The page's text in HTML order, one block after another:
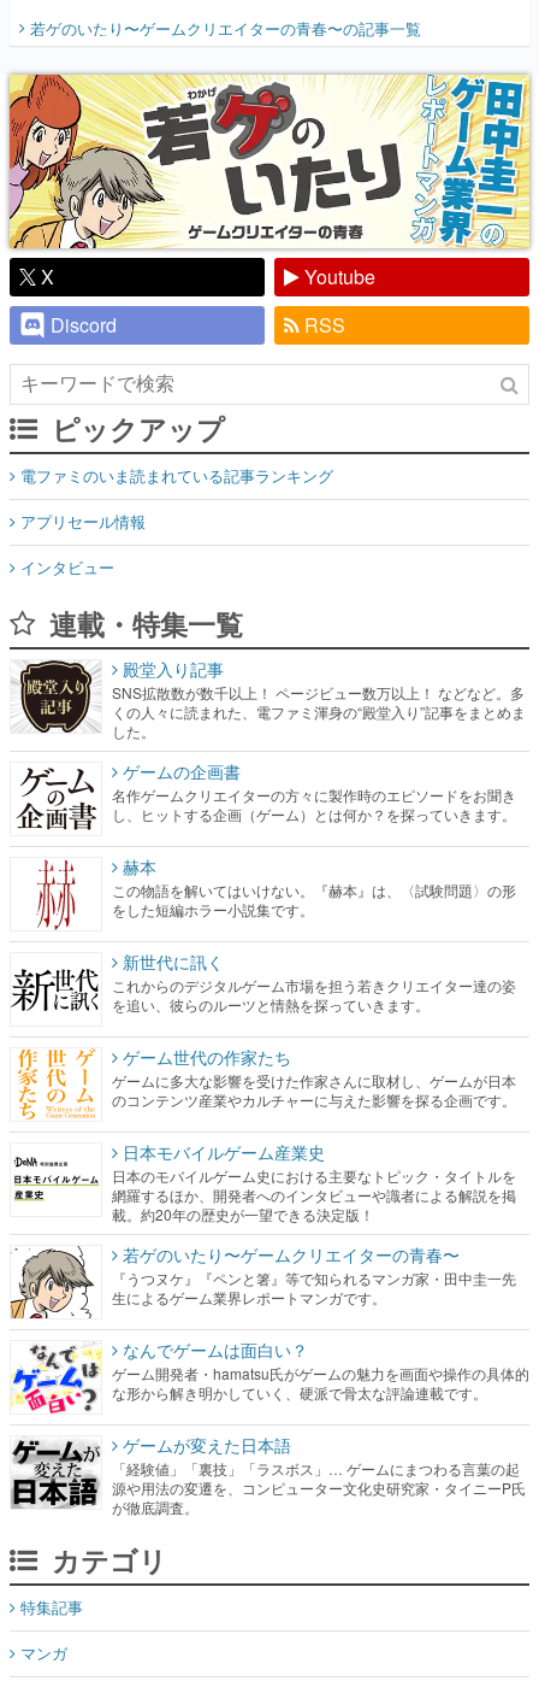
開く。業界の快男児・松山 洋に流れる血は
『少年ジャンプ』色だった【若ゲのいた
り】
若ゲのいたり〜ゲームクリエイターの青春〜の記事一覧
X
Youtube
Discord
RSS
ピックアップ
電ファミのいま読まれている記事ランキング
アプリセール情報
インタビュー
連載・特集一覧
殿堂入り記事
SNS拡散数が数千以上！ ページビュー数万以上！ などなど。多
くの人々に読まれた、電ファミ渾身の“殿堂入り”記事をまとめま
した。
ゲームの企画書
名作ゲームクリエイターの方々に製作時のエピソードをお聞き
し、ヒットする企画（ゲーム）とは何か？を探っていきます。
赫本
この物語を解いてはいけない。『赫本』は、〈試験問題〉の形
をした短編ホラー小説集です。
新世代に訊く
これからのデジタルゲーム市場を担う若きクリエイター達の姿
を追い、彼らのルーツと情熱を探っていきます。
ゲーム世代の作家たち
ゲームに多大な影響を受けた作家さんに取材し、ゲームが日本
のコンテンツ産業やカルチャーに与えた影響を探る企画です。
日本モバイルゲーム産業史
日本のモバイルゲーム史における主要なトピック・タイトルを
網羅するほか、開発者へのインタビューや識者による解説を掲
載。約20年の歴史が一望できる決定版！
若ゲのいたり〜ゲームクリエイターの青春〜
『うつヌケ』『ペンと箸』等で知られるマンガ家・田中圭一先
生によるゲーム業界レポートマンガです。
なんでゲームは面白い？
ゲーム開発者・hamatsu氏がゲームの魅力を画面や操作の具体的
な形から解き明かしていく、硬派で骨太な評論連載です。
ゲームが変えた日本語
「経験値」「裏技」「ラスボス」… ゲームにまつわる言葉の起
源や用法の変遷を、コンピューター文化史研究家・タイニーP氏
が徹底調査。
カテゴリ
特集記事
マンガ